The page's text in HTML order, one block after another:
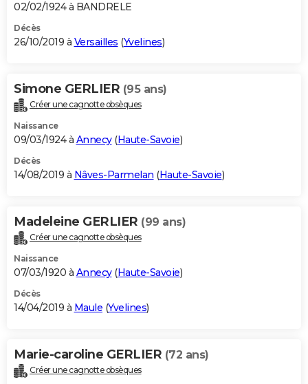
02/02/1924 à BANDRELE
Décès
26/10/2019 à Versailles (Yvelines)
Simone GERLIER (95 ans)
Créer une cagnotte obsèques
Naissance
09/03/1924 à Annecy(Haute-Savoie)
Décès
14/08/2019 à Nâves-Parmelan (Haute-Savoie)
Madeleine GERLIER (99 ans)
Créer une cagnotte obsèques
Naissance
07/03/1920 à Annecy(Haute-Savoie)
Décès
14/04/2019 à Maule (Yvelines)
Marie-caroline GERLIER (72 ans)
Créer une cagnotte obsèques